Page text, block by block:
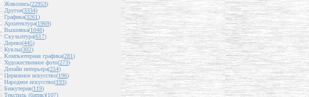
Живопись(22953)
Другое(3334)
Графика(3261)
Архитектура(1969)
Вышивка(1048)
Скульптура(617)
Дерево(445)
Куклы(302)
Компьютерная графика(281)
Художественное фото(273)
Дизайн интерьера(254)
Церковное искусство(196)
Народное искусство(193)
Бижутерия(119)
Текстиль (батик)(107)